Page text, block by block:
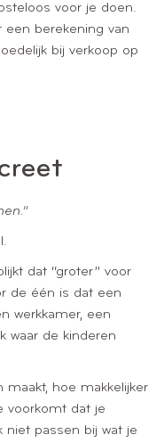
voor je doen.
een berekening van
bij verkoop op
dat “groter” voor
de één is dat een
werkkamer, een
waar de kinderen
maakt, hoe makkelijker
voorkomt dat je
niet passen bij wat je